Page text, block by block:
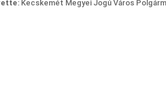
: Kecskemét Megyei Jogú Város